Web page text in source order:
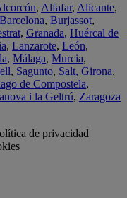
, Alfafar, Alicante,
Barcelona, Burjassot,
, Granada, Huércal de
, Lanzarote, León,
, Málaga, Murcia,
, Sagunto, Salt, Girona,
de Compostela,
i la Geltrú, Zaragoza
de privacidad